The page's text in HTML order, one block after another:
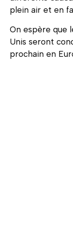
plein air et en
On espère que
Unis seront
prochain en